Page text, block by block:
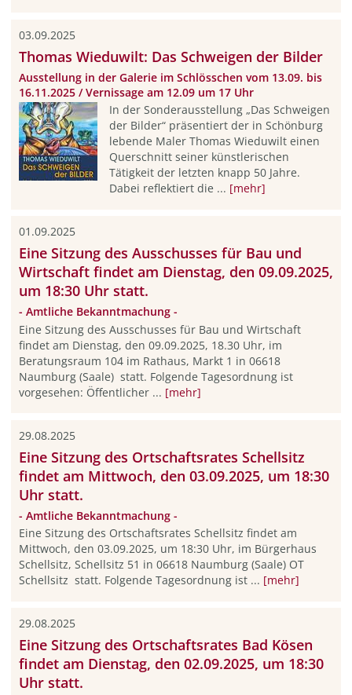
03.09.2025
Thomas Wieduwilt: Das Schweigen der Bilder
Ausstellung in der Galerie im Schlösschen vom 13.09. bis
16.11.2025 / Vernissage am 12.09 um 17 Uhr
In der Sonderausstellung „Das Schweigen
der Bilder“ präsentiert der in Schönburg
lebende Maler Thomas Wieduwilt einen
Querschnitt seiner künstlerischen
Tätigkeit der letzten knapp 50 Jahre.
Dabei reflektiert die ... [mehr]
01.09.2025
Eine Sitzung des Ausschusses für Bau und
Wirtschaft findet am Dienstag, den 09.09.2025,
um 18:30 Uhr statt.
- Amtliche Bekanntmachung -
Eine Sitzung des Ausschusses für Bau und Wirtschaft
findet am Dienstag, den 09.09.2025, 18.30 Uhr, im
Beratungsraum 104 im Rathaus, Markt 1 in 06618
Naumburg (Saale) statt. Folgende Tagesordnung ist
vorgesehen: Öffentlicher ... [mehr]
29.08.2025
Eine Sitzung des Ortschaftsrates Schellsitz
findet am Mittwoch, den 03.09.2025, um 18:30
Uhr statt.
- Amtliche Bekanntmachung -
Eine Sitzung des Ortschaftsrates Schellsitz findet am
Mittwoch, den 03.09.2025, um 18:30 Uhr, im Bürgerhaus
Schellsitz, Schellsitz 51 in 06618 Naumburg (Saale) OT
Schellsitz statt. Folgende Tagesordnung ist ... [mehr]
29.08.2025
Eine Sitzung des Ortschaftsrates Bad Kösen
findet am Dienstag, den 02.09.2025, um 18:30
Uhr statt.